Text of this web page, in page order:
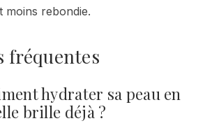
moins rebondie.
fréquentes
hydrater sa peau en
brille déjà ?